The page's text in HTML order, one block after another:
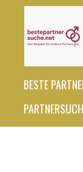
Hauptinhalt
BESTE